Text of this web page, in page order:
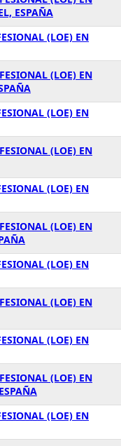
ESPAÑA
(LOE) EN
(LOE) EN
(LOE) EN
(LOE) EN
(LOE) EN
(LOE) EN
(LOE) EN
(LOE) EN
(LOE) EN
(LOE) EN
(LOE) EN